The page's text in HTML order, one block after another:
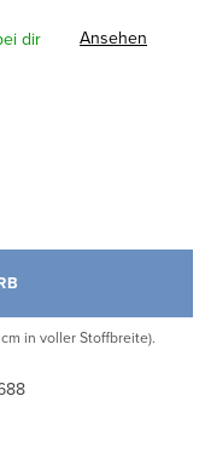
Ansehen
in voller Stoffbreite).